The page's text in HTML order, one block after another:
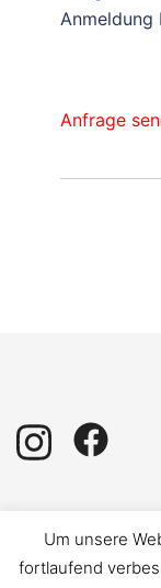
Anmeldung
Anfrage
Impressum|
Um unsere
fortlaufend